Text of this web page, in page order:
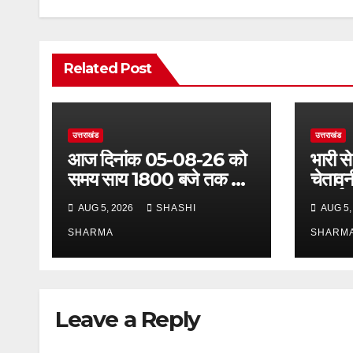
Related Post
उत्तराखंड
आज दिनांक 05-08-26 को
समय साय 1800 बजे तक 37
लाख 30 हजार शिव भक्त जल
लेकर अपने गंतव्य को प्रस्थान
कर चुके
AUG 5, 2026 SHASHI
SHARMA
उत्तराखंड
भारी
अलर्ट,
अलर्ट
AUG
Leave a Reply